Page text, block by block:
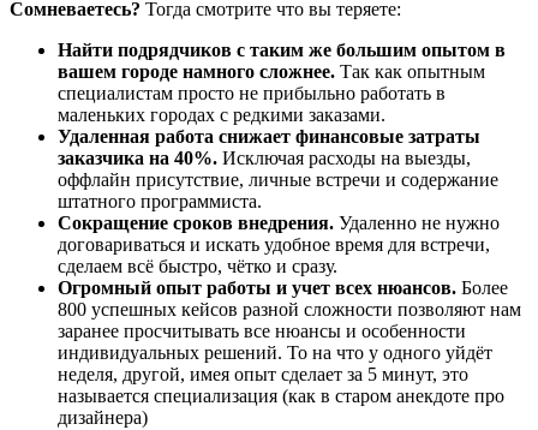
Сомневаетесь? Тогда смотрите что вы теряете:
Найти подрядчиков с таким же большим опытом в
вашем городе намного сложнее. Так как опытным
специалистам просто не прибыльно работать в
маленьких городах с редкими заказами.
Удаленная работа снижает финансовые затраты
заказчика на 40%. Исключая расходы на выезды,
оффлайн присутствие, личные встречи и содержание
штатного программиста.
Сокращение сроков внедрения. Удаленно не нужно
договариваться и искать удобное время для встречи,
сделаем всё быстро, чётко и сразу.
Огромный опыт работы и учет всех нюансов. Более
800 успешных кейсов разной сложности позволяют нам
заранее просчитывать все нюансы и особенности
индивидуальных решений. То на что у одного уйдёт
неделя, другой, имея опыт сделает за 5 минут, это
называется специализация (как в старом анекдоте про
дизайнера)